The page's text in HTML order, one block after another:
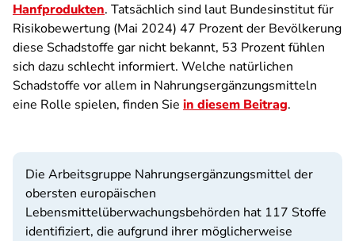
Hanfprodukten. Tatsächlich sind laut Bundesinstitut für
Risikobewertung (Mai 2024) 47 Prozent der Bevölkerung
diese Schadstoffe gar nicht bekannt, 53 Prozent fühlen
sich dazu schlecht informiert. Welche natürlichen
Schadstoffe vor allem in Nahrungsergänzungsmitteln
eine Rolle spielen, finden Sie in diesem Beitrag.
Die Arbeitsgruppe Nahrungsergänzungsmittel der
obersten europäischen
Lebensmittelüberwachungsbehörden hat 117 Stoffe
identifiziert, die aufgrund ihrer möglicherweise